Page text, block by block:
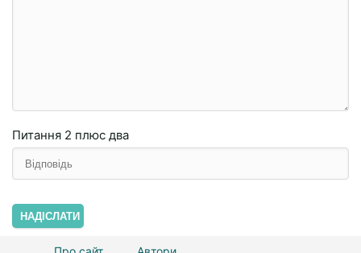
Питання 2 плюc двa
НАДІСЛАТИ